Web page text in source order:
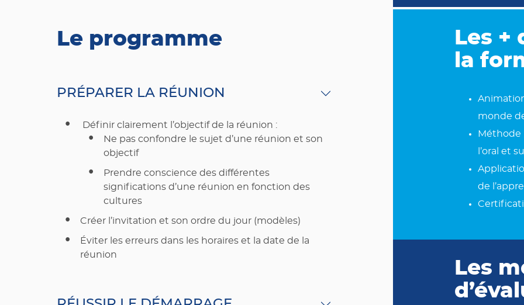
Le programme
PRÉPARER LA RÉUNION
Définir clairement l’objectif de la réunion :
Ne pas confondre le sujet d’une réunion et son
objectif
Prendre conscience des différentes
significations d’une réunion en fonction des
cultures
Créer l’invitation et son ordre du jour (modèles)
Éviter les erreurs dans les horaires et la date de la
réunion
Les +
la
monde
Méthode
l’oral et
de
Les